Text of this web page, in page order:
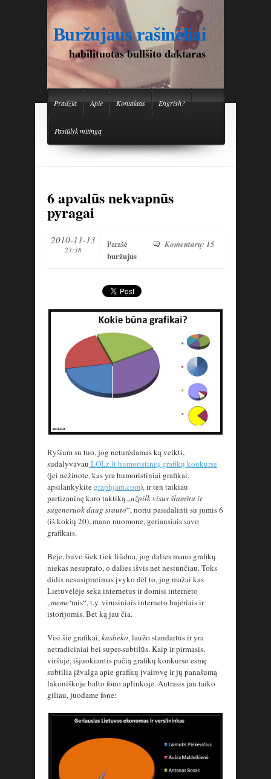
Buržujaus rašinėliai
habilituotas bullšito daktaras
Pradžia Apie Kontaktas Engrish?
Pasiūlyk mitingą
6 apvalūs nekvapnūs
pyragai
2010-11-13
23:38
Komentarų: 15
Parašė
buržujus
Ryšium su tuo, jog neturėdamas ką veikti,
sudalyvavau LOLz.lt humoristinių grafikų konkurse
(jei nežinote, kas yra humoristiniai grafikai,
apsilankykite graphjam.com), ir ten taikiau
partizaninę karo taktiką „užpilk visus šlamštu ir
sugeneruok daug srauto“, noriu pasidalinti su jumis 6
(iš kokių 20), mano nuomone, geriausiais savo
grafikais.
Beje, buvo šiek tiek liūdna, jog dalies mano grafikų
niekas nesuprato, o dalies išvis net nesiunčiau. Toks
didis nesusipratimas įvyko dėl to, jog mažai kas
Lietuvėlėje seka internetus ir domisi interneto
„meme‘mis“, t.y. virusiniais interneto bajeriais ir
istorijomis. Bet ką jau čia.
Visi šie grafikai,kasbeko, laužo standartus ir yra
netradiciniai bei super-subtilūs. Kaip ir pirmasis,
viršuje, išjuokiantis pačią grafikų konkurso esmę
subtilia įžvalga apie grafikų įvairovę ir jų panašumą
lakoniškoje balto fono aplinkoje. Antrasis jau taiko
giliau, juodame fone: